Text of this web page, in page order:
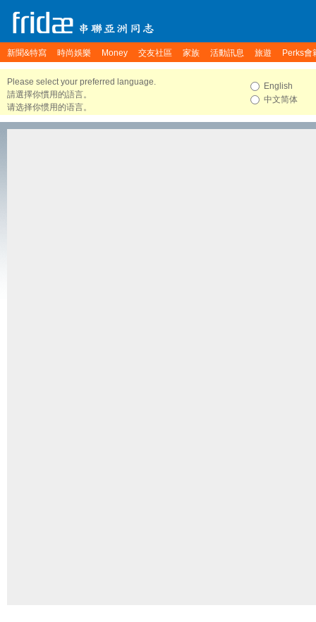
新聞&特寫 時尚娛樂 Money 交友社區 家族 活動訊息 旅遊 Perks會
Please select your preferred language.
請選擇你慣用的語言。
请选择你惯用的语言。
English
中文简体